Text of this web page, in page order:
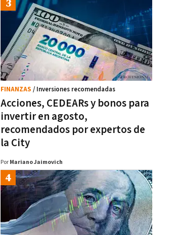
Acciones, CEDEARs y bonos para
invertir en agosto,
recomendados por expertos de
la City
FINANZAS / Inversiones recomendadas
Por Mariano Jaimovich